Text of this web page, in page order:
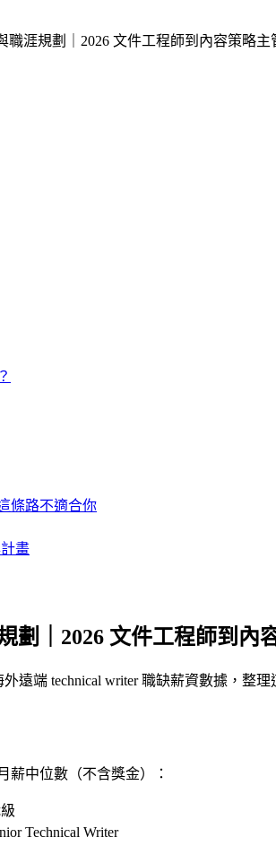
職涯規劃｜2026 文件工程師到內容策略主
條路不適合你
畫
劃｜2026 文件工程師到內
外遠端 technical writer 職缺薪資數據，
薪中位數（不含獎金）：
Technical Writer